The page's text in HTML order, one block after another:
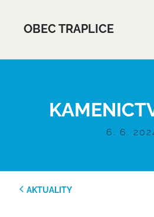
OBEC TRAPLICE
6. 6.
AKTUALITY